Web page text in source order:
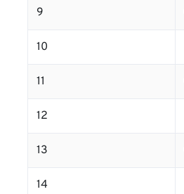
9
10
11
12
13
14